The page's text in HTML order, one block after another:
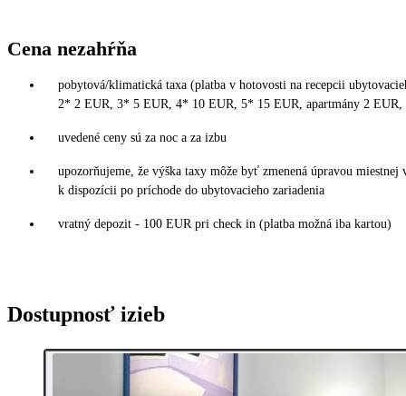
Cena nezahŕňa
pobytová/klimatická taxa (platba v hotovosti na recepcii
2* 2 EUR, 3* 5 EUR, 4* 10 EUR, 5* 15 EUR, apartmány 2 EUR,
uvedené ceny sú za noc a za izbu
upozorňujeme, že výška taxy môže byť zmenená úpravou
k dispozícii po príchode do ubytovacieho zariadenia
vratný depozit - 100 EUR pri check in (platba možná iba kartou)
Dostupnosť izieb